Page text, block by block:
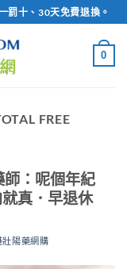
罰十、30天免費退換。
0
FREE
：呢個年紀
真．早退休
壯陽藥網購